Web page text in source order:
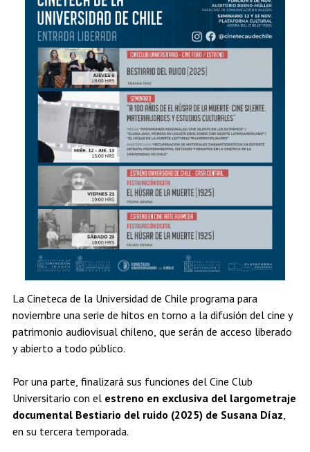
La Cineteca de la Universidad de Chile programa para
noviembre una serie de hitos en torno a la difusión del cine y
patrimonio audiovisual chileno, que serán de acceso liberado
y abierto a todo público.
Por una parte, finalizará sus funciones del Cine Club
Universitario con elestreno en exclusiva del largometraje
documental Bestiario del ruido (2025) de Susana Díaz,
en su tercera temporada.